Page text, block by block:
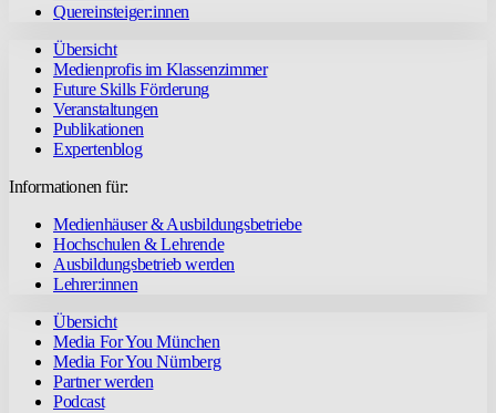
Quereinsteiger:innen
Übersicht
Medienprofis im Klassenzimmer
Future Skills Förderung
Veranstaltungen
Publikationen
Expertenblog
Informationen für:
Medienhäuser & Ausbildungsbetriebe
Hochschulen & Lehrende
Ausbildungsbetrieb werden
Lehrer:innen
Übersicht
Media For You München
Media For You Nürnberg
Partner werden
Podcast